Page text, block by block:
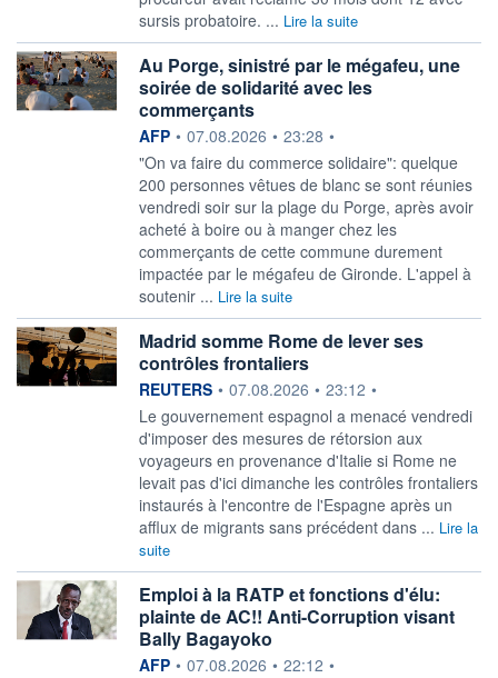
sursis probatoire. ... Lire la suite
Au Porge, sinistré par le mégafeu, une
soirée de solidarité avec les
commerçants
information fournie par
AFP • 07.08.2026 • 23:28 •
"On va faire du commerce solidaire": quelque
200 personnes vêtues de blanc se sont réunies
vendredi soir sur la plage du Porge, après avoir
acheté à boire ou à manger chez les
commerçants de cette commune durement
impactée par le mégafeu de Gironde. L'appel à
soutenir ... Lire la suite
Madrid somme Rome de lever ses
contrôles frontaliers
information fournie par
REUTERS • 07.08.2026 • 23:12 •
Le gouvernement espagnol a menacé vendredi
‌d'imposer des mesures de rétorsion aux
voyageurs en provenance d'Italie si Rome ne
levait ​pas d'ici dimanche les contrôles frontaliers
instaurés à l'encontre de l'Espagne après un
afflux de migrants sans précédent dans ... Lire la
suite
Emploi à la RATP et fonctions d'élu:
plainte de AC!! Anti-Corruption visant
Bally Bagayoko
information fournie par
AFP • 07.08.2026 • 22:12 •